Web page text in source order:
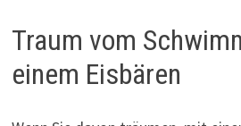
Traum vom
einem Eisbären